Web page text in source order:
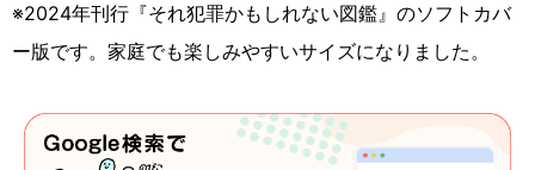
※2024年刊行『それ犯罪かもしれない図鑑』のソフトカバ
ー版です。家庭でも楽しみやすいサイズになりました。